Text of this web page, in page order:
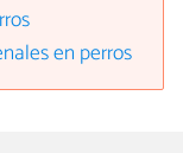
en perros